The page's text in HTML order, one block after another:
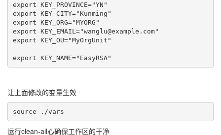
export KEY_PROVINCE="YN"
export KEY_CITY="Kunming"
export KEY_ORG="MYORG"
export KEY_EMAIL="wanglu@example.com"
export KEY_OU="MyOrgUnit"
让上面修改的变量生效
source ./vars
运行clean-all心确保工作区的干净